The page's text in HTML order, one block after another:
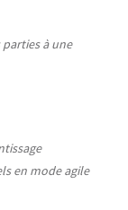
à une
en mode agile